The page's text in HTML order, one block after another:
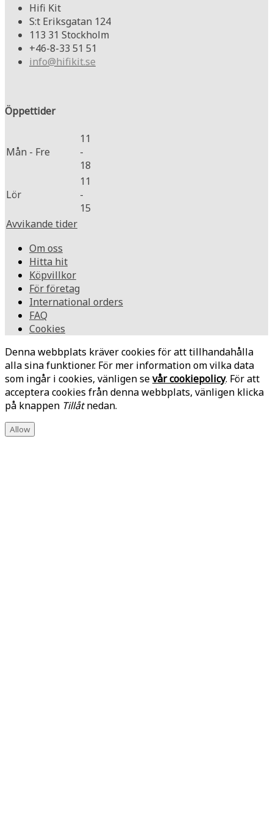
Hifi Kit
S:t Eriksgatan 124
113 31 Stockholm
+46-8-33 51 51
info@hifikit.se
Öppettider
Mån - Fre
11
-
18
Lör
11
-
15
Avvikande tider
Om oss
Hitta hit
Köpvillkor
För företag
International orders
FAQ
Cookies
Denna webbplats kräver cookies för att tillhandahålla
alla sina funktioner. För mer information om vilka data
som ingår i cookies, vänligen sevår cookiepolicy. För att
acceptera cookies från denna webbplats, vänligen klicka
på knappen Tillåtnedan.
Allow